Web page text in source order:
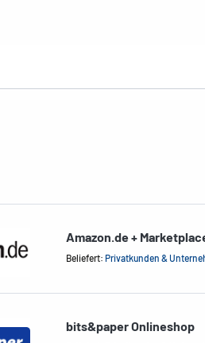
Amazon.de +
Beliefert: Privatkunden &
bits&paper Onlineshop